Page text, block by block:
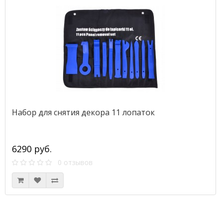
Набор для снятия декора 11 лопаток
6290 руб.
0 отзывов